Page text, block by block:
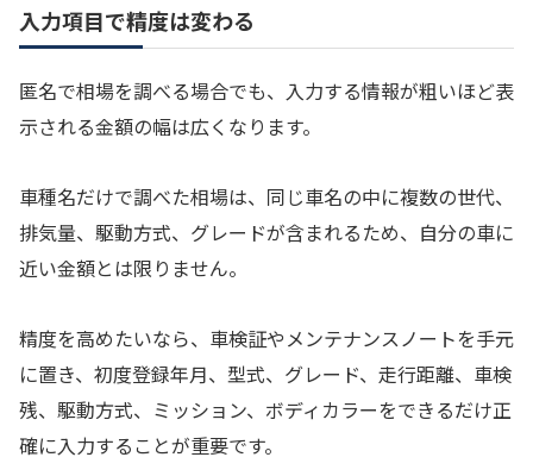
入力項目で精度は変わる
匿名で相場を調べる場合でも、入力する情報が粗いほど表
示される金額の幅は広くなります。
車種名だけで調べた相場は、同じ車名の中に複数の世代、
排気量、駆動方式、グレードが含まれるため、自分の車に
近い金額とは限りません。
精度を高めたいなら、車検証やメンテナンスノートを手元
に置き、初度登録年月、型式、グレード、走行距離、車検
残、駆動方式、ミッション、ボディカラーをできるだけ正
確に入力することが重要です。